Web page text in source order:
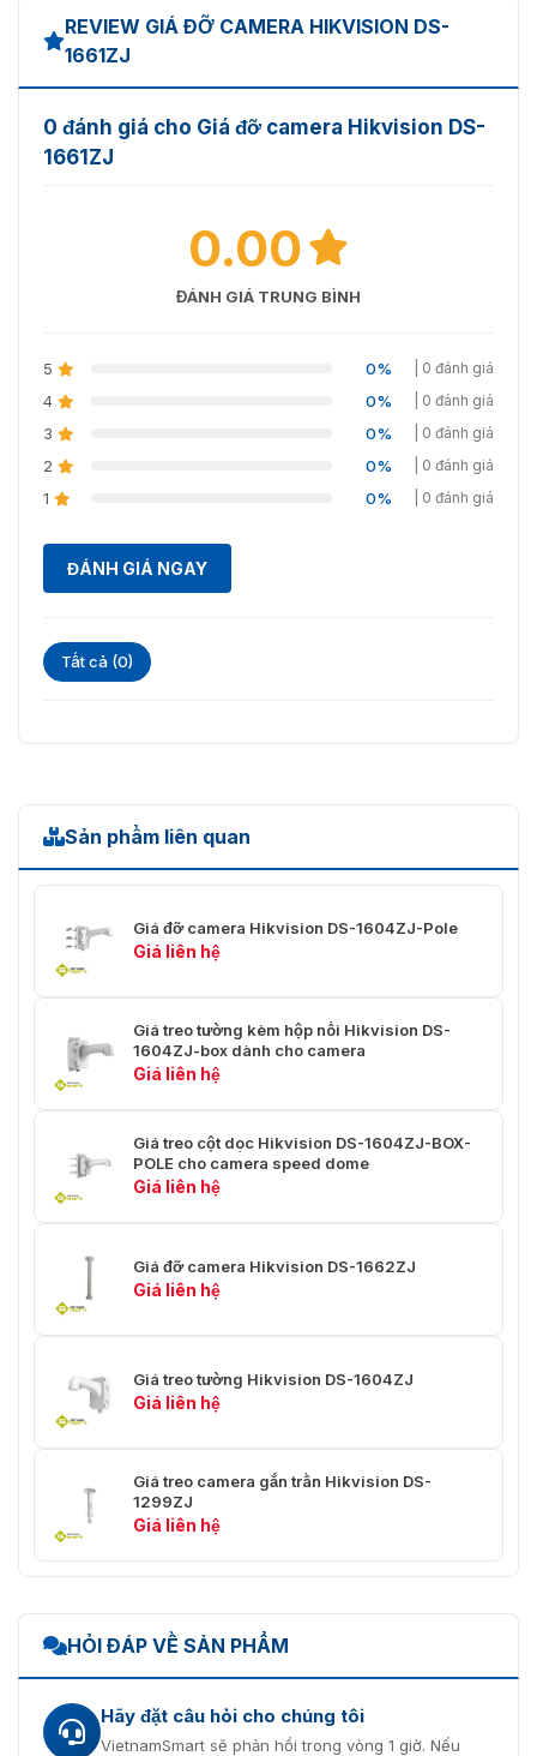
REVIEW GIÁ ĐỠ CAMERA HIKVISION DS-
1661ZJ
0 đánh giá cho Giá đỡ camera Hikvision DS-
1661ZJ
0.00
ĐÁNH GIÁ TRUNG BÌNH
5 0% | 0 đánh giá
4 0% | 0 đánh giá
3 0% | 0 đánh giá
2 0% | 0 đánh giá
1 0% | 0 đánh giá
ĐÁNH GIÁ NGAY
Tất cả (0)
Sản phẩm liên quan
Giá đỡ camera Hikvision DS-1604ZJ-Pole
Giá liên hệ
Giá treo tường kèm hộp nối Hikvision DS-
1604ZJ-box dành cho camera
Giá liên hệ
Giá treo cột dọc Hikvision DS-1604ZJ-BOX-
POLE cho camera speed dome
Giá liên hệ
Giá đỡ camera Hikvision DS-1662ZJ
Giá liên hệ
Giá treo tường Hikvision DS-1604ZJ
Giá liên hệ
Giá treo camera gắn trần Hikvision DS-
1299ZJ
Giá liên hệ
HỎI ĐÁP VỀ SẢN PHẨM
Hãy đặt câu hỏi cho chúng tôi
VietnamSmart sẽ phản hồi trong vòng 1 giờ. Nếu